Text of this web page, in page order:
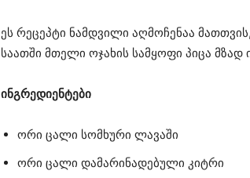
ეს რეცეპტი ნამდვილი აღმოჩენაა
საათში მთელი ოჯახის სამყოფი პიცა მზად
ინგრედიენტები
ორი ცალი სომხური ლავაში
ორი ცალი დამარინადებული კიტრი